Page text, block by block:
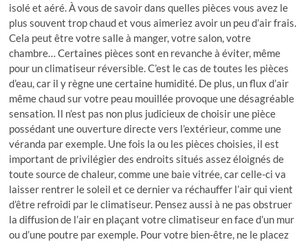
isolé et aéré. À vous de savoir dans quelles pièces vous avez le
plus souvent trop chaud et vous aimeriez avoir un peu d’air frais.
Cela peut être votre salle à manger, votre salon, votre
chambre… Certaines pièces sont en revanche à éviter, même
pour un climatiseur réversible. C’est le cas de toutes les pièces
d’eau, car il y règne une certaine humidité. De plus, un flux d’air
même chaud sur votre peau mouillée provoque une désagréable
sensation. Il n’est pas non plus judicieux de choisir une pièce
possédant une ouverture directe vers l’extérieur, comme une
véranda par exemple. Une fois la ou les pièces choisies, il est
important de privilégier des endroits situés assez éloignés de
toute source de chaleur, comme une baie vitrée, car celle-ci va
laisser rentrer le soleil et ce dernier va réchauffer l’air qui vient
d’être refroidi par le climatiseur. Pensez aussi à ne pas obstruer
la diffusion de l’air en plaçant votre climatiseur en face d’un mur
ou d’une poutre par exemple. Pour votre bien-être, ne le placez